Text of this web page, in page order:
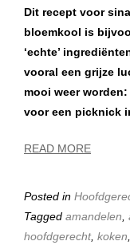
Dit recept voor
bloemkool is
‘echte’
vooral een grijze
mooi weer
voor een picknick
READ MORE
Posted in
Tagged amandelen,
hoofdgerecht, koken,